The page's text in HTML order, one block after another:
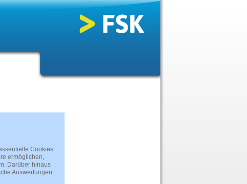
Cookies
ermöglichen,
Darüber hinaus
Auswertungen